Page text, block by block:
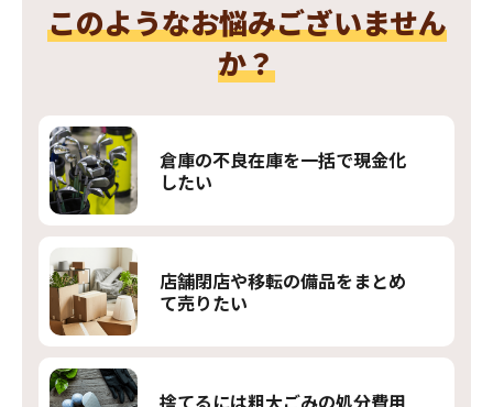
このようなお悩みございません
か？
倉庫の不良在庫を一括で現金化
したい
店舗閉店や移転の備品をまとめ
て売りたい
捨てるには粗大ごみの処分費用